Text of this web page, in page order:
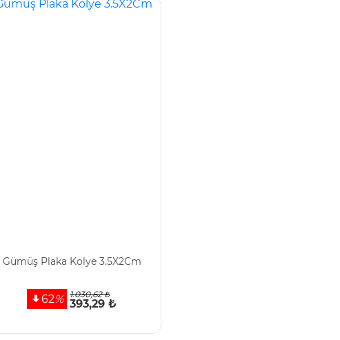
Gümüş Plaka Kolye 3.5X2Cm
62% 1.030,62 ₺
393,29 ₺